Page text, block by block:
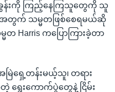
ခွန်းကို ကြည့်နေကြသူတွေကို သူ
တွက် သမ္မတဖြစ်စေရမယ်ဆို
Harris ကပြောကြားခဲ့တာ
ြဲရှေ့တန်းမယ့်သူ၊ တရား
ရွေးကောက်ပွဲတွေနဲ့ ငြိမ်း